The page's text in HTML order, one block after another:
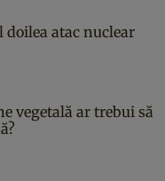
doilea atac nuclear
vegetală ar trebui să